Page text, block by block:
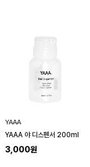
YAAA
YAAA 야 디스펜서 200ml
3,000원